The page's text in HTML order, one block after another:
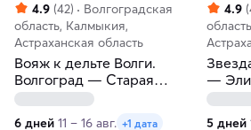
4.9 (42)
Волгоградская
область, Калмыкия,
Астраханская область
Вояж к дельте Волги.
Волгоград — Старая
Сарепта — Элиста —
Астрахань
6 дней 11 – 16 авг. +1 дата
4.9
—
5 дней